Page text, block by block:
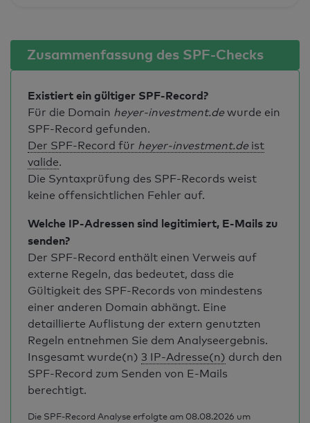
Zusammenfassung des SPF-Checks
Existiert ein gültiger SPF-Record?
Für die Domain heyer-investment.de wurde ein
SPF-Record gefunden.
Der SPF-Record für heyer-investment.de ist
valide.
Die Syntaxprüfung des SPF-Records weist
keine offensichtlichen Fehler auf.
Welche IP-Adressen sind legitimiert, E-Mails zu
senden?
Der SPF-Record enthält einen Verweis auf
externe Regeln, das bedeutet, dass die
Gültigkeit des SPF-Records von mindestens
einer anderen Domain abhängt. Eine
detaillierte Auflistung der extern genutzten
Regeln entnehmen Sie dem Analyseergebnis.
Insgesamt wurde(n) 3 IP-Adresse(n) durch den
SPF-Record zum Senden von E-Mails
berechtigt.
Die SPF-Record Analyse erfolgte am 08.08.2026 um